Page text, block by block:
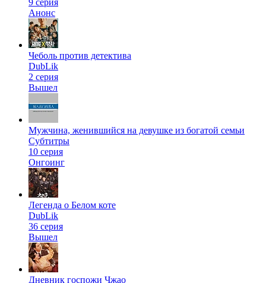
9 серия
Анонс
Чеболь против детектива
DubLik
2 серия
Вышел
Мужчина, женившийся на девушке из богатой семьи
Субтитры
10 серия
Онгоинг
Легенда о Белом коте
DubLik
36 серия
Вышел
Дневник госпожи Чжао